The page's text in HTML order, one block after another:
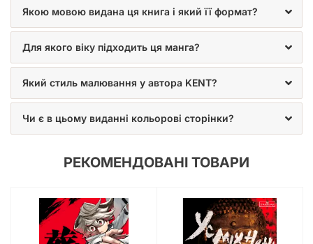
дозволить вам повертатися до її сторінок знову і знову. Не
пропустіть можливість стати одним з перших, хто відкриє
для себе цю дивовижну історію. Замовте «Мангу БЕЗ/БАРВ.
Том 1» вже сьогодні та пориньте у світ, де кожен кадр
розповідає свою історію! Шукаєте, де купити українську
мангу? Тоді ви потрапили за адресою! Наш магазин
пропонує широкий асортимент найкращих українських
коміксів та манги, і «БЕЗ/БАРВ. Том 1» – одна з
найяскравіших новинок, яка точно варта вашої уваги. Ми
емоцій разом із мангою «БЕЗ/БАРВ»!
Якою мовою видана ця книга і який її формат?
Для якого віку підходить ця манга?
Який стиль малювання у автора KENT?
Чи є в цьому виданні кольорові сторінки?
РЕКОМЕНДОВАНІ ТОВАРИ